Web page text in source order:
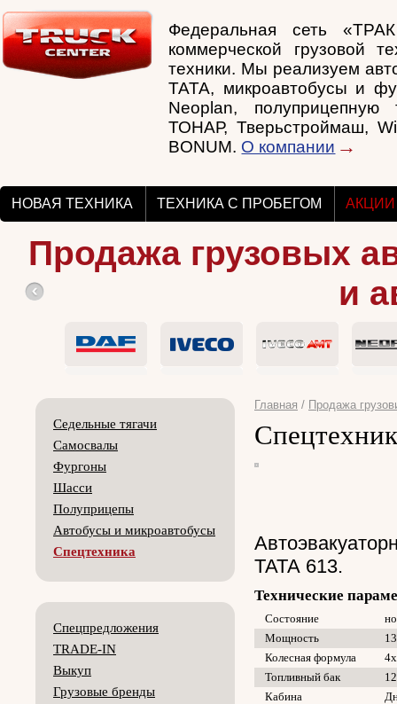
Федеральная сеть
коммерческой грузовой
техники. Мы реализуем
TATA, микроавтобусы и
Neoplan,
ТОНАР, Тверьстроймаш,
BONUM. О компании
НОВАЯ ТЕХНИКА ТЕХНИКА С ПРОБЕГОМ АКЦИИ
Продажа грузовых
и
Седельные тягачи
Самосвалы
Фургоны
Шасси
Полуприцепы
Автобусы и микроавтобусы
Спецтехника
Спецпредложения
TRADE-IN
Выкуп
Грузовые бренды
Главная / Продажа
ТАТА 613.
Технические
Состояние
Мощность
Колесная формула
Топливный бак
Кабина